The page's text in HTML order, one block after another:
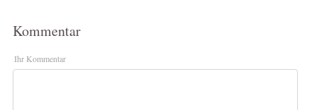
Kommentar
Ihr Kommentar